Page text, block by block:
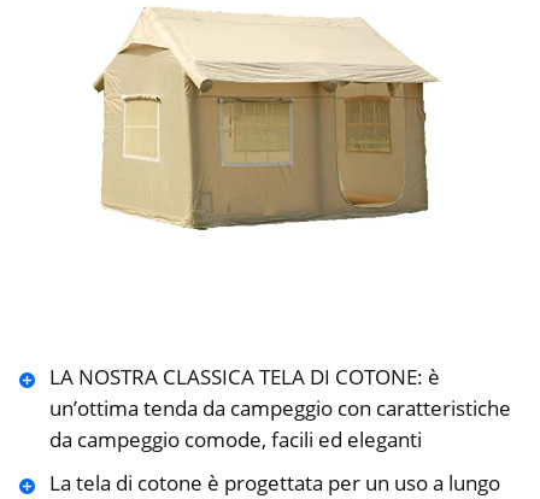
LA NOSTRA CLASSICA TELA DI COTONE: è
un’ottima tenda da campeggio con caratteristiche
da campeggio comode, facili ed eleganti
La tela di cotone è progettata per un uso a lungo